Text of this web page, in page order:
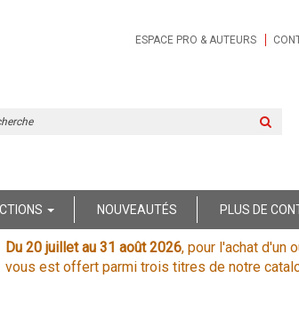
ESPACE PRO & AUTEURS
NOUVEAUTÉS PLUS DE
Du 20 juillet au 31 août 2026, pour l'achat d'un
vous est offert parmi trois titres de notre